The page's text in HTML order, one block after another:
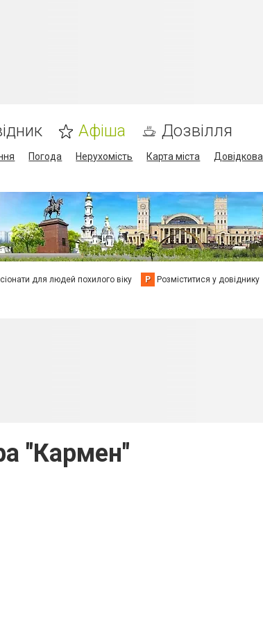
Афіша Дозвілля
Погода Нерухомість Карта міста Довідкова
для людей похилого віку Р Розміститися у довіднику
"Кармен"